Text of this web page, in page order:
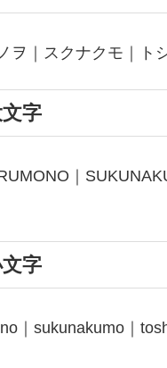
ヲ｜スクナクモ｜ト
字
｜
字
｜sukunakumo｜